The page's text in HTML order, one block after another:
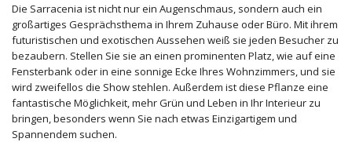
Die Sarracenia ist nicht nur ein Augenschmaus, sondern auch ein
großartiges Gesprächsthema in Ihrem Zuhause oder Büro. Mit ihrem
futuristischen und exotischen Aussehen weiß sie jeden Besucher zu
bezaubern. Stellen Sie sie an einen prominenten Platz, wie auf eine
Fensterbank oder in eine sonnige Ecke Ihres Wohnzimmers, und sie
wird zweifellos die Show stehlen. Außerdem ist diese Pflanze eine
fantastische Möglichkeit, mehr Grün und Leben in Ihr Interieur zu
bringen, besonders wenn Sie nach etwas Einzigartigem und
Spannendem suchen.